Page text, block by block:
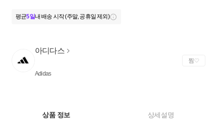
평균5일내 배송 시작 (주말, 공휴일 제외)
아디다스
Adidas
찜
상품 정보 상세설명